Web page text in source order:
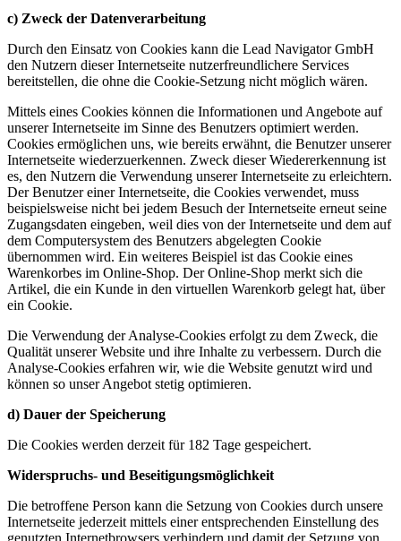
c) Zweck der Datenverarbeitung
Durch den Einsatz von Cookies kann die Lead Navigator GmbH
den Nutzern dieser Internetseite nutzerfreundlichere Services
bereitstellen, die ohne die Cookie-Setzung nicht möglich wären.
Mittels eines Cookies können die Informationen und Angebote auf
unserer Internetseite im Sinne des Benutzers optimiert werden.
Cookies ermöglichen uns, wie bereits erwähnt, die Benutzer unserer
Internetseite wiederzuerkennen. Zweck dieser Wiedererkennung ist
es, den Nutzern die Verwendung unserer Internetseite zu erleichtern.
Der Benutzer einer Internetseite, die Cookies verwendet, muss
beispielsweise nicht bei jedem Besuch der Internetseite erneut seine
Zugangsdaten eingeben, weil dies von der Internetseite und dem auf
dem Computersystem des Benutzers abgelegten Cookie
übernommen wird. Ein weiteres Beispiel ist das Cookie eines
Warenkorbes im Online-Shop. Der Online-Shop merkt sich die
Artikel, die ein Kunde in den virtuellen Warenkorb gelegt hat, über
ein Cookie.
Die Verwendung der Analyse-Cookies erfolgt zu dem Zweck, die
Qualität unserer Website und ihre Inhalte zu verbessern. Durch die
Analyse-Cookies erfahren wir, wie die Website genutzt wird und
können so unser Angebot stetig optimieren.
d) Dauer der Speicherung
Die Cookies werden derzeit für 182 Tage gespeichert.
Widerspruchs- und Beseitigungsmöglichkeit
Die betroffene Person kann die Setzung von Cookies durch unsere
Internetseite jederzeit mittels einer entsprechenden Einstellung des
genutzten Internetbrowsers verhindern und damit der Setzung von